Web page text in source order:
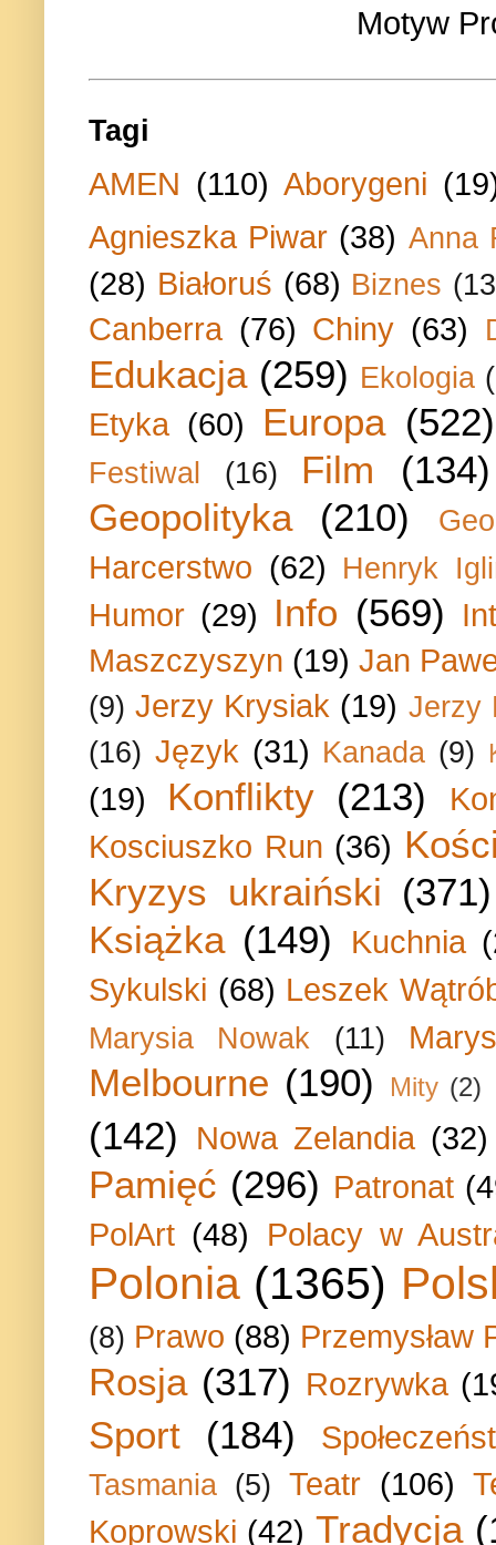
Motyw
Tagi
AMEN (110) Aborygeni
Agnieszka Piwar (38) Anna
(28) Białoruś (68) Biznes
Canberra (76) Chiny (63)
Edukacja (259) Ekologia
Etyka (60) Europa (522)
Festiwal (16) Film
(134)
Geopolityka
(210)
Harcerstwo (62) Henryk
Humor (29) Info (569)
Maszczyszyn (19) Jan
(9) Jerzy Krysiak (19) Jerzy
(16) Język (31) Kanada (9)
(19) Konflikty (213)
Kosciuszko Run (36)
Kryzys ukraiński (371)
Książka (149) Kuchnia
Sykulski (68) Leszek
Marysia Nowak (11)
Melbourne (190) Mity (2)
(142) Nowa Zelandia (32)
Pamięć (296) Patronat
PolArt (48) Polacy w
Polonia (1365)
(8) Prawo (88) Przemysław
Rosja (317) Rozrywka
Sport (184)
Tasmania (5) Teatr (106)
Koprowski (42) Tradycja